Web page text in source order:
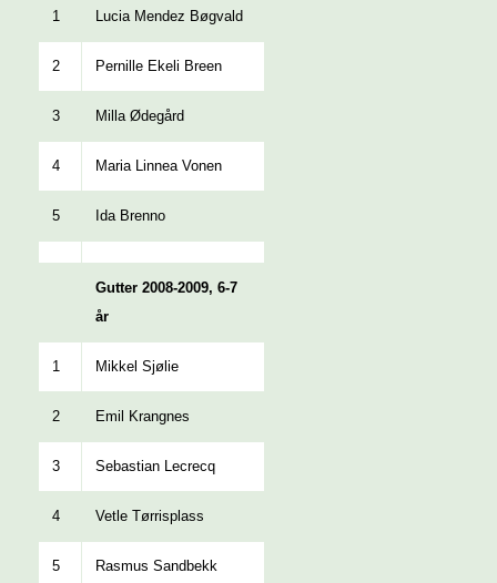
1 Lucia Mendez Bøgvald
2 Pernille Ekeli Breen
3 Milla Ødegård
4 Maria Linnea Vonen
5 Ida Brenno
Gutter 2008-2009, 6-7
år
1 Mikkel Sjølie
2 Emil Krangnes
3 Sebastian Lecrecq
4 Vetle Tørrisplass
5 Rasmus Sandbekk